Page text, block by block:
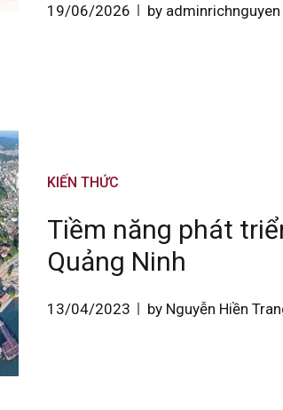
19/06/2026 by adminrichnguyen
KIẾN THỨC
Tiềm năng phát
Quảng Ninh
13/04/2023 by Nguyễn Hiền